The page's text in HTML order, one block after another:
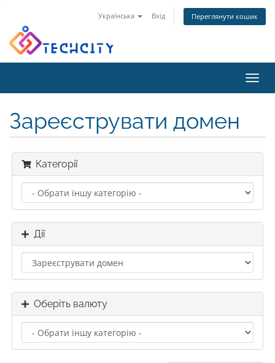
Українська Вхід Переглянути кошик
Зареєструвати домен
Категорії
Дії
Оберіть валюту